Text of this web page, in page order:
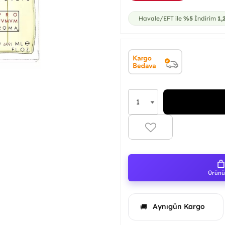
Havale/EFT ile %5 İndirim
🚚 Aynıgün Kargo